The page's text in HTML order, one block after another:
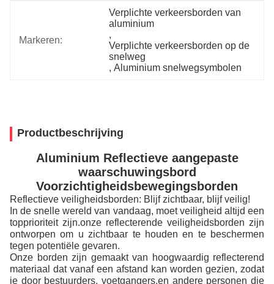
Markeren:
Verplichte verkeersborden van
aluminium
,
Verplichte verkeersborden op de
snelweg
, Aluminium snelwegsymbolen
Productbeschrijving
Aluminium Reflectieve aangepaste
waarschuwingsbord
Voorzichtigheidsbewegingsborden
Reflectieve veiligheidsborden: Blijf zichtbaar, blijf veilig!
In de snelle wereld van vandaag, moet veiligheid altijd een
topprioriteit zijn.onze reflecterende veiligheidsborden zijn
ontworpen om u zichtbaar te houden en te beschermen
tegen potentiële gevaren.
Onze borden zijn gemaakt van hoogwaardig reflecterend
materiaal dat vanaf een afstand kan worden gezien, zodat
je door bestuurders, voetgangers,en andere personen die